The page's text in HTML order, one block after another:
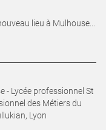
lieu à Mulhouse...
- Lycée professionnel St
des Métiers du
Lyon